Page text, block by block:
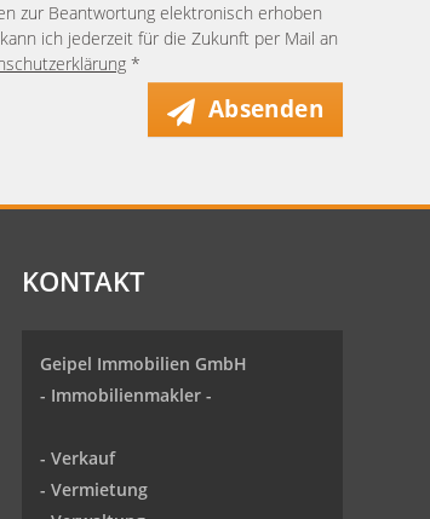
zur Beantwortung elektronisch erhoben
ich jederzeit für die Zukunft per Mail an
*
Absenden
KONTAKT
Geipel Immobilien GmbH
- Immobilienmakler-
- Verkauf
- Vermietung